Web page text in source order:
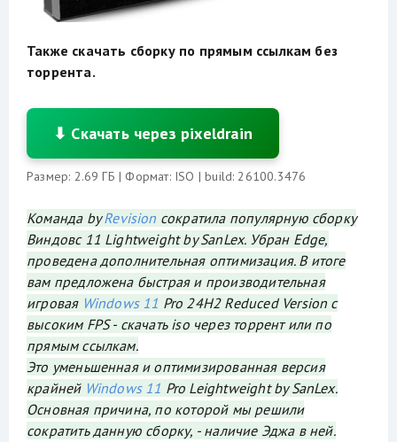
Также скачать сборку по прямым ссылкам без
торрента.
⬇ Скачать через pixeldrain
Размер: 2.69 ГБ | Формат: ISO | build: 26100.3476
Команда byRevision сократила популярную сборку
Виндовс 11 Lightweight by SanLex. Убран Edge,
проведена дополнительная оптимизация. В итоге
вам предложена быстрая и производительная
игровая Windows 11 Pro 24H2 Reduced Version с
высоким FPS - скачать iso через торрент или по
прямым ссылкам.
Это уменьшенная и оптимизированная версия
крайней Windows 11 Pro Leightweight by SanLex.
Основная причина, по которой мы решили
сократить данную сборку, - наличие Эджа в ней.